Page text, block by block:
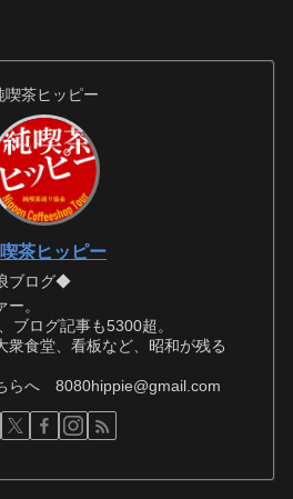
喫茶ヒッピー
茶ヒッピー
ブログ◆
。
ブログ記事も5300超。
衆食堂、看板など、昭和が残る
らへ 8080hippie@gmail.com